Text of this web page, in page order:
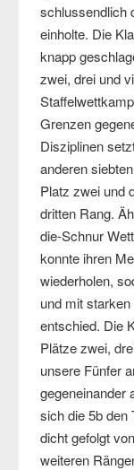
schlussendlich
einholte. Die
knapp
zwei, drei und
Grenzen
Disziplinen
anderen
Platz zwei und
dritten Rang.
die-Schnur
konnte ihren
wiederholen,
und mit
entschied. Die
Plätze zwei,
unsere Fünfer
gegeneinander
sich die 5b den
dicht gefolgt
weiteren